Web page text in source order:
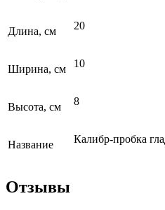
Длина, см 20
Ширина, см 10
Высота, см 8
Название Калибр-пробка
Отзывы